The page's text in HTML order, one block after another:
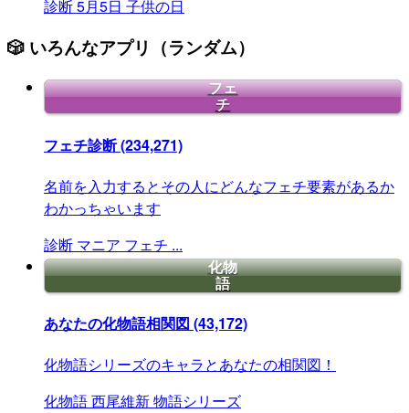
診断5月5日 子供の日
🎲 いろんなアプリ（ランダム）
フェ
チ
フェチ診断(234,271)
名前を入力するとその人にどんなフェチ要素があるか
わかっちゃいます
診断 マニア フェチ ...
化物
語
あなたの化物語相関図 (43,172)
化物語シリーズのキャラとあなたの相関図！
化物語西尾維新物語シリーズ